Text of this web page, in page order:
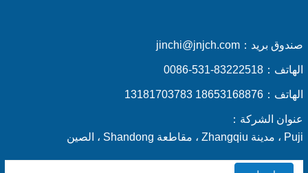
صندوق بريد： jinchi@jnjch.com
الهاتف： 0086-531-83222518
الهاتف： 18653168876 13181703783
عنوان الشركة：
Puji ، مدينة Zhangqiu ، مقاطعة Shandong ، الصين